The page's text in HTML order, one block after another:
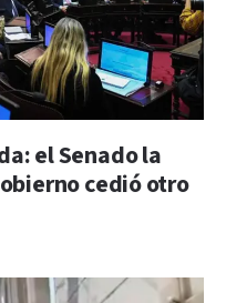
el Senado la
cedió otro